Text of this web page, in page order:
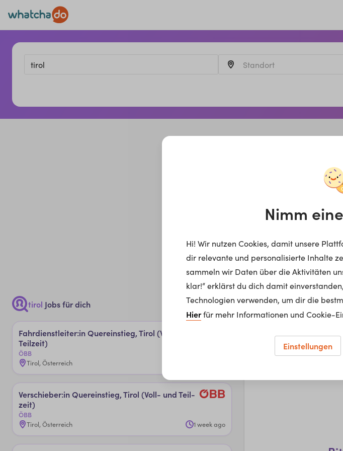
tirol Jobs für dich
Fahr­dienst­lei­ter:in Quer­ein­stie­g, ­Ti­rol (­Vol­l- un­d ­
Teil­zeit)
ÖBB
Tirol, Österreich
Ver­schie­ber:in Quer­ein­stie­g, ­Ti­rol (­Vol­l- un­d ­Teil­
zeit)
ÖBB
Tirol, Österreich 1 week ago
Nimm
Hi! Wir nutzen Cookies, damit unsere
dir relevante und personalisierte Inhalte
sammeln wir Daten über die Aktivitäten
klar!“ erklärst du dich damit
Technologien verwenden, um dir die
Hierfür mehr Informationen und Cookie-
Einstellungen